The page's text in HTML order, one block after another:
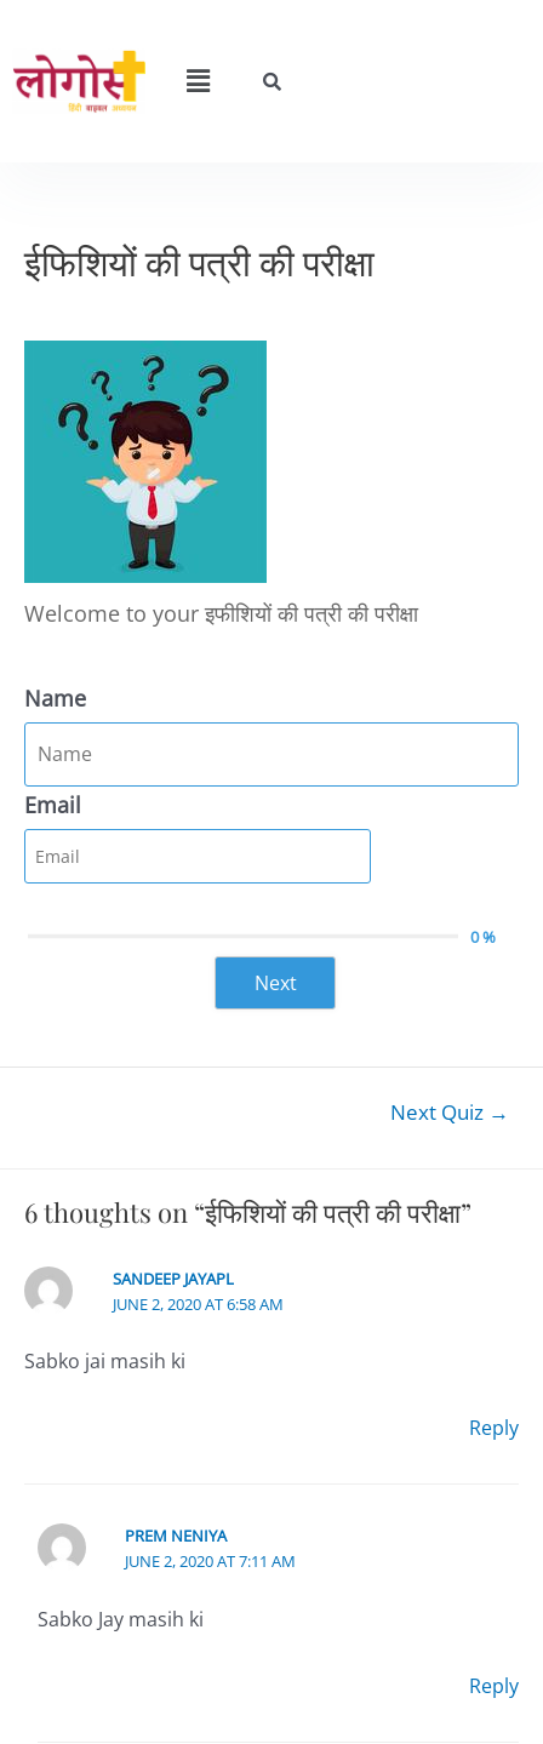
ईफिशियों की पत्री की परीक्षा
Welcome to your इफीशियों की पत्री की परीक्षा
Name
Email
0 %
Next
Next Quiz →
6 thoughts on “ईफिशियों की पत्री की परीक्षा”
SANDEEP JAYAPL
JUNE 2, 2020 AT 6:58 AM
Sabko jai masih ki
Reply
PREM NENIYA
JUNE 2, 2020 AT 7:11 AM
Sabko Jay masih ki
Reply